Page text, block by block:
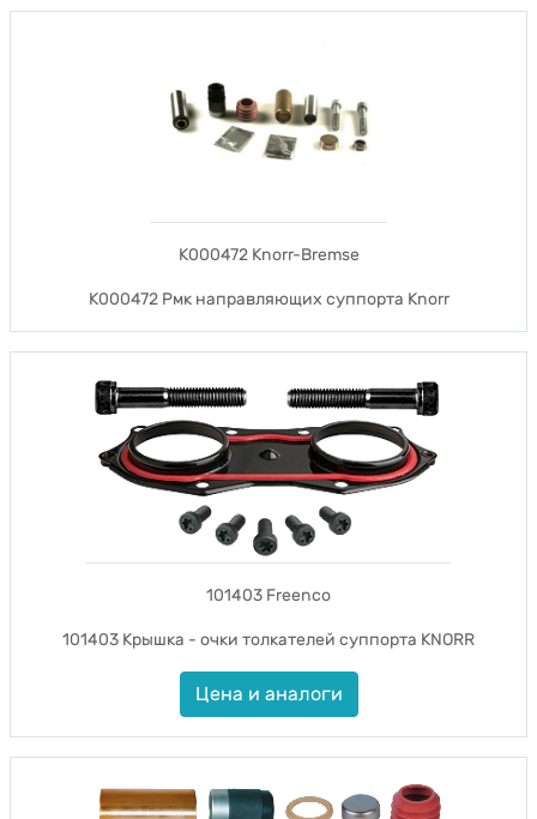
K000472 Knorr-Bremse
K000472 Рмк направляющих суппорта Knorr
101403 Freenco
101403 Крышка - очки толкателей суппорта KNORR
Цена и аналоги